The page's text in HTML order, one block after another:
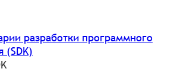
разработки программного
(SDK)